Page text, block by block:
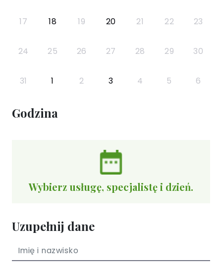
17 18 19 20 21 22 23
24 25 26 27 28 29 30
31 1 2 3 4 5 6
Godzina
Wybierz usługę, specjalistę i dzień.
Uzupełnij dane